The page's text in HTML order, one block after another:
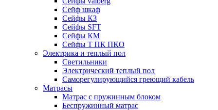
Сейф шкаф
Сейфы КЗ
Сейфы SFT
Сейфы КМ
Сейфы Т ПК ПКО
Электрика и теплый пол
Светильники
Электрический теплый пол
Саморегулирующийся греющий кабель
Матрасы
Матрас с пружинным блоком
Беспружинный матрас